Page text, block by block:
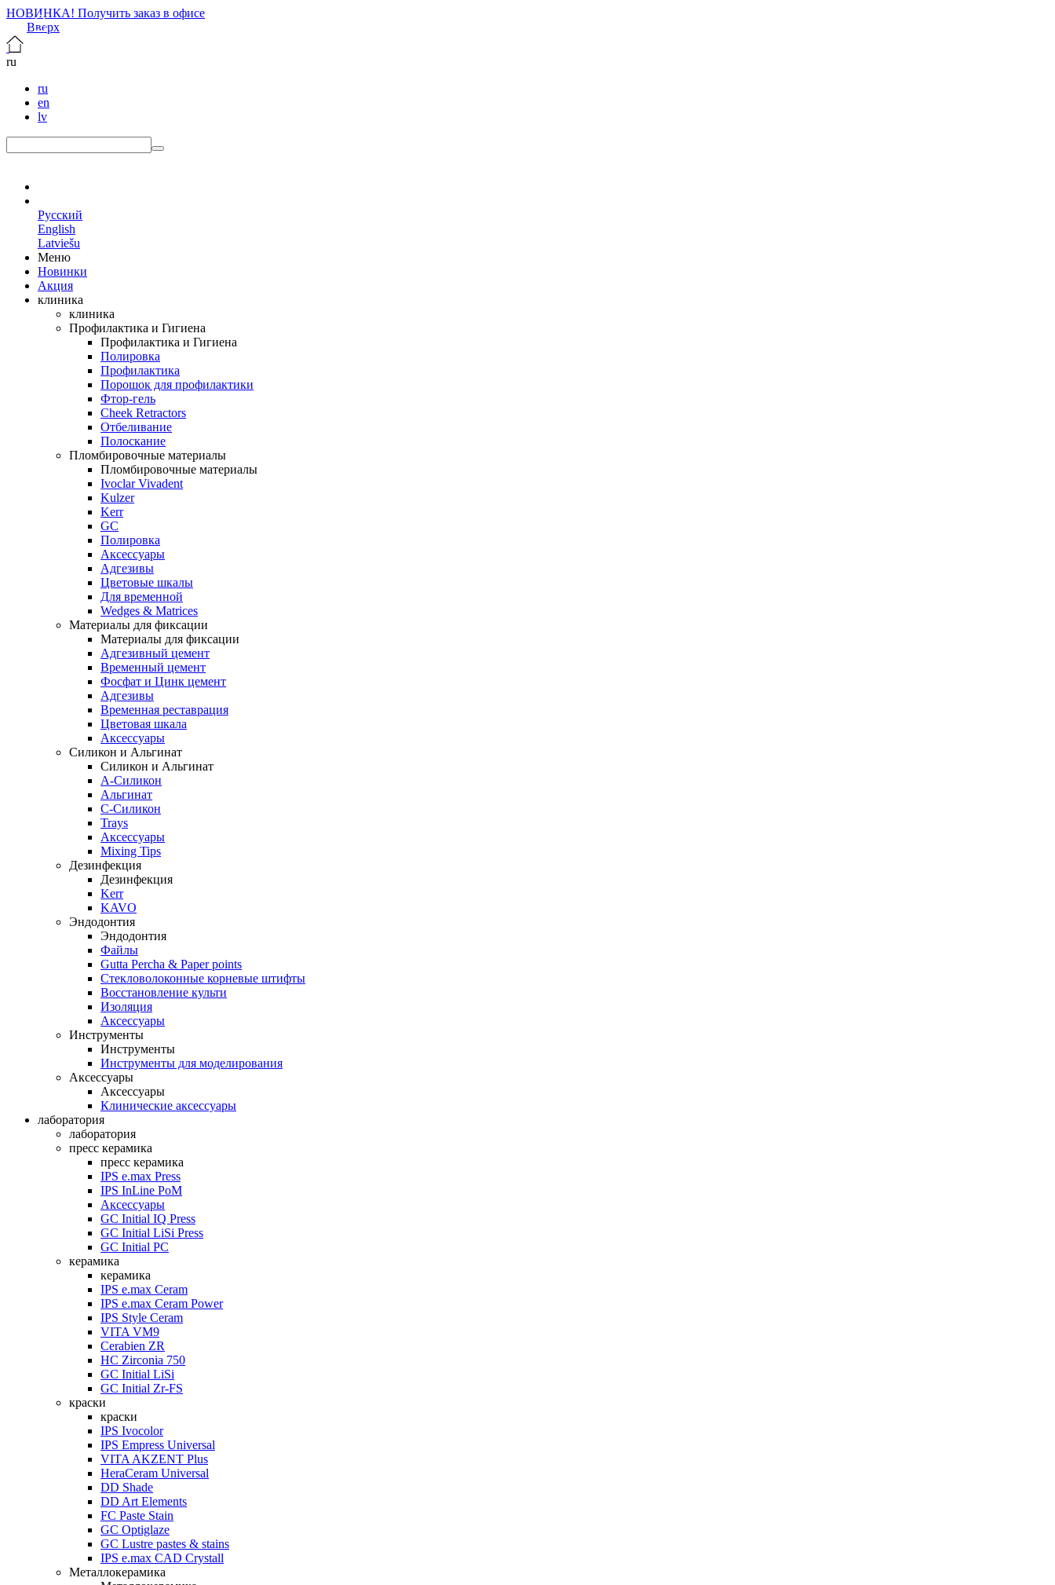
НОВИНКА! Получить заказ в офисе
Вверх
ru
ru
en
lv
Русский
English
Latviešu
Меню
Новинки
Акция
клиника
клиника
Профилактика и Гигиена
Профилактика и Гигиена
Полировка
Профилактика
Порошок для профилактики
Фтор-гель
Cheek Retractors
Отбеливание
Полоскание
Пломбировочные материалы
Пломбировочные материалы
Ivoclar Vivadent
Kulzer
Kerr
GC
Полировка
Аксессуары
Адгезивы
Цветовые шкалы
Для временной
Wedges & Matrices
Материалы для фиксации
Материалы для фиксации
Адгезивный цемент
Временный цемент
Фосфат и Цинк цемент
Адгезивы
Временная реставрация
Цветовая шкала
Аксессуары
Силикон и Альгинат
Силикон и Альгинат
A-Силикон
Альгинат
C-Силикон
Trays
Аксессуары
Mixing Tips
Дезинфекция
Дезинфекция
Kerr
KAVO
Эндодонтия
Эндодонтия
Файлы
Gutta Percha & Paper points
Стекловолоконные корневые штифты
Восстановление культи
Изоляция
Аксессуары
Инструменты
Инструменты
Инструменты для моделирования
Аксессуары
Аксессуары
Клинические аксессуары
лаборатория
лаборатория
пресс керамика
пресс керамика
IPS e.max Press
IPS InLine PoM
Аксессуары
GC Initial IQ Press
GC Initial LiSi Press
GC Initial PC
керамика
керамика
IPS e.max Ceram
IPS e.max Ceram Power
IPS Style Ceram
VITA VM9
Cerabien ZR
HC Zirconia 750
GC Initial LiSi
GC Initial Zr-FS
краски
краски
IPS Ivocolor
IPS Empress Universal
VITA AKZENT Plus
HeraCeram Universal
DD Shade
DD Art Elements
FC Paste Stain
GC Optiglaze
GC Lustre pastes & stains
IPS e.max CAD Crystall
Металлокерамика